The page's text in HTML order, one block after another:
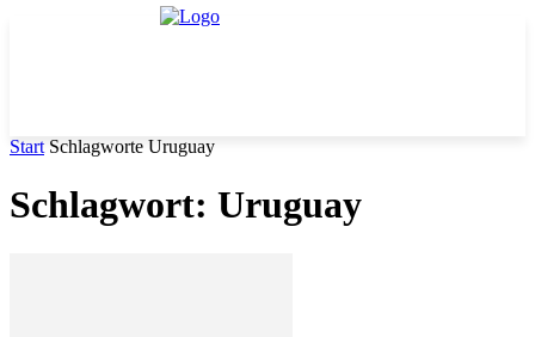
Start Schlagworte Uruguay
Schlagwort: Uruguay